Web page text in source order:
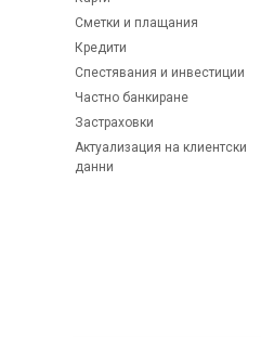
Сметки и плащания
Кредити
Спестявания и инвестиции
Частно банкиране
Застраховки
Актуализация на клиентски
данни